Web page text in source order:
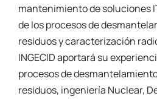
mantenimiento de soluciones
de los procesos de
residuos y caracterización
INGECID aportará su
procesos de
residuos, ingeniería Nuclear,